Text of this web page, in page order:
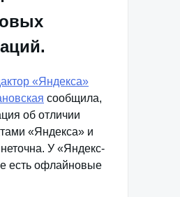
«Яндекса»
сообщила,
об отличии
«Яндекса» и
У «Яндекс-
есть офлайновые